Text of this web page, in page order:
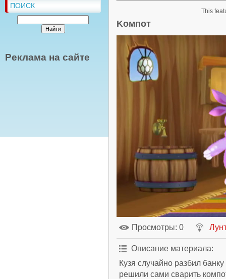
ПОИСК
Реклама на сайте
Kомпот
Просмотры: 0
Описание материала:
Кузя случайно разбил
решили сами сварить
This